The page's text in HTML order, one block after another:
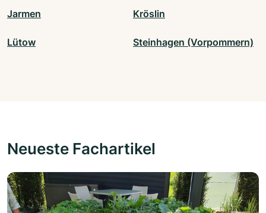
Jarmen Kröslin
Lütow Steinhagen (Vorpommern)
Neueste Fachartikel